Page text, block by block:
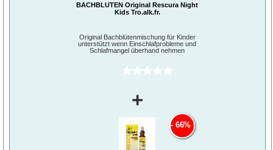
BACHBLÜTEN Original Rescura Night
Kids Tro.alk.fr.
Original Bachblütenmischung für Kinder
unterstützt wenn Einschlafprobleme und
Schlafmangel überhand nehmen
(0)
+
66%